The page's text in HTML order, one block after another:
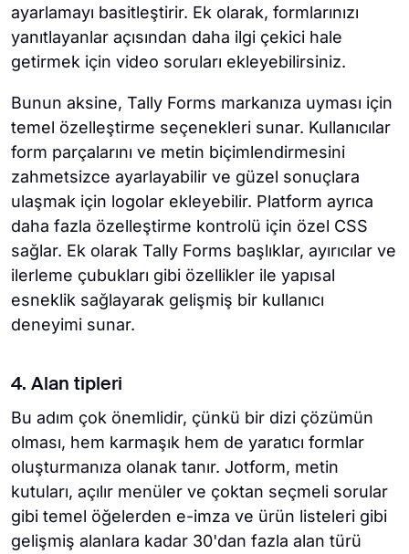
ayarlamayı basitleştirir. Ek olarak, formlarınızı
yanıtlayanlar açısından daha ilgi çekici hale
getirmek için video soruları ekleyebilirsiniz.
Bunun aksine, Tally Forms markanıza uyması için
temel özelleştirme seçenekleri sunar. Kullanıcılar
form parçalarını ve metin biçimlendirmesini
zahmetsizce ayarlayabilir ve güzel sonuçlara
ulaşmak için logolar ekleyebilir. Platform ayrıca
daha fazla özelleştirme kontrolü için özel CSS
sağlar. Ek olarak Tally Forms başlıklar, ayırıcılar ve
ilerleme çubukları gibi özellikler ile yapısal
esneklik sağlayarak gelişmiş bir kullanıcı
deneyimi sunar.
4. Alan tipleri
Bu adım çok önemlidir, çünkü bir dizi çözümün
olması, hem karmaşık hem de yaratıcı formlar
oluşturmanıza olanak tanır. Jotform, metin
kutuları, açılır menüler ve çoktan seçmeli sorular
gibi temel öğelerden e-imza ve ürün listeleri gibi
gelişmiş alanlara kadar 30'dan fazla alan türü